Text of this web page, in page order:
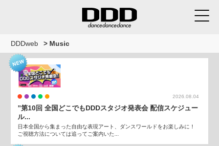
DDDweb > Music
2026.08.04
”第10回 全国どこでもDDDスタジオ発表会 配信スケジュー
ル...
日本全国から集まった自由な表現アート、ダンスワールドをお楽しみに！
ご視聴方法については追ってご案内いた...